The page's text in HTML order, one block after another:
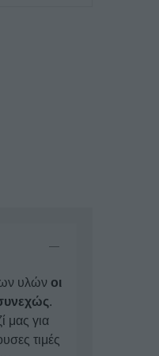
υλών οι
.
μας για
τιμές